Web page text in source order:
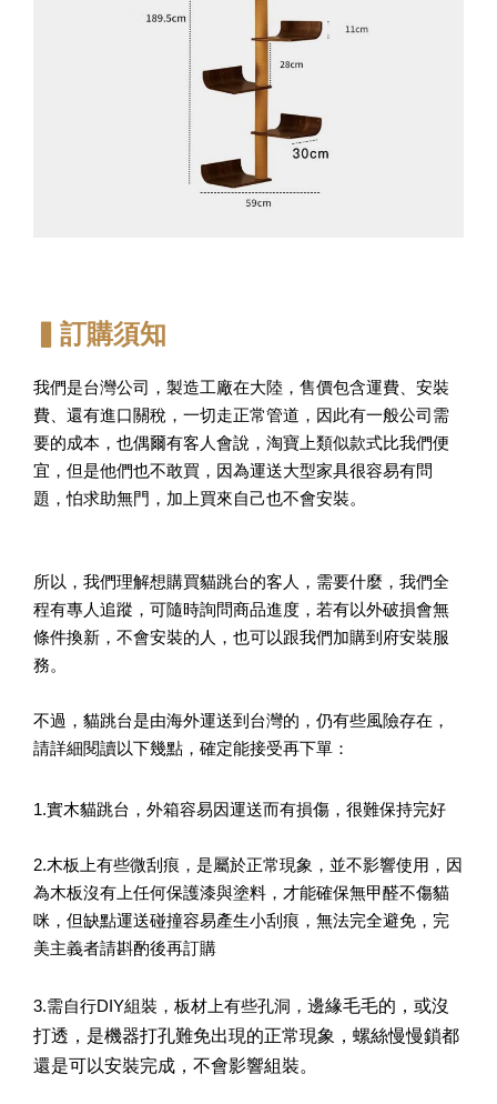
▍訂購須知
我們是台灣公司，製造工廠在大陸，售價包含運費、安裝
費、還有進口關稅，一切走正常管道，因此有一般公司需
要的成本，也偶爾有客人會說，淘寶上類似款式比我們便
宜，但是他們也不敢買，因為運送大型家具很容易有問
題，怕求助無門，加上買來自己也不會安裝。
所以，我們理解想購買貓跳台的客人，需要什麼，我們全
程有專人追蹤，可隨時詢問商品進度，若有以外破損會無
條件換新，不會安裝的人，也可以跟我們加購到府安裝服
務。
不過，貓跳台是由海外運送到台灣的，仍有些風險存在，
請詳細閱讀以下幾點，確定能接受再下單：
1.實木貓跳台，外箱容易因運送而有損傷，很難保持完好
2.木板上有些微刮痕，是屬於正常現象，並不影響使用，因
為木板沒有上任何保護漆與塗料，才能確保無甲醛不傷貓
咪，但缺點運送碰撞容易產生小刮痕，無法完全避免，完
美主義者請斟酌後再訂購
3.需自行DIY組裝，板材上有些孔洞， 邊緣毛毛的，或沒
打透，是機器打孔難免出現的正常現象，螺絲慢慢鎖都
還是可以安裝完成，不會影響組裝。